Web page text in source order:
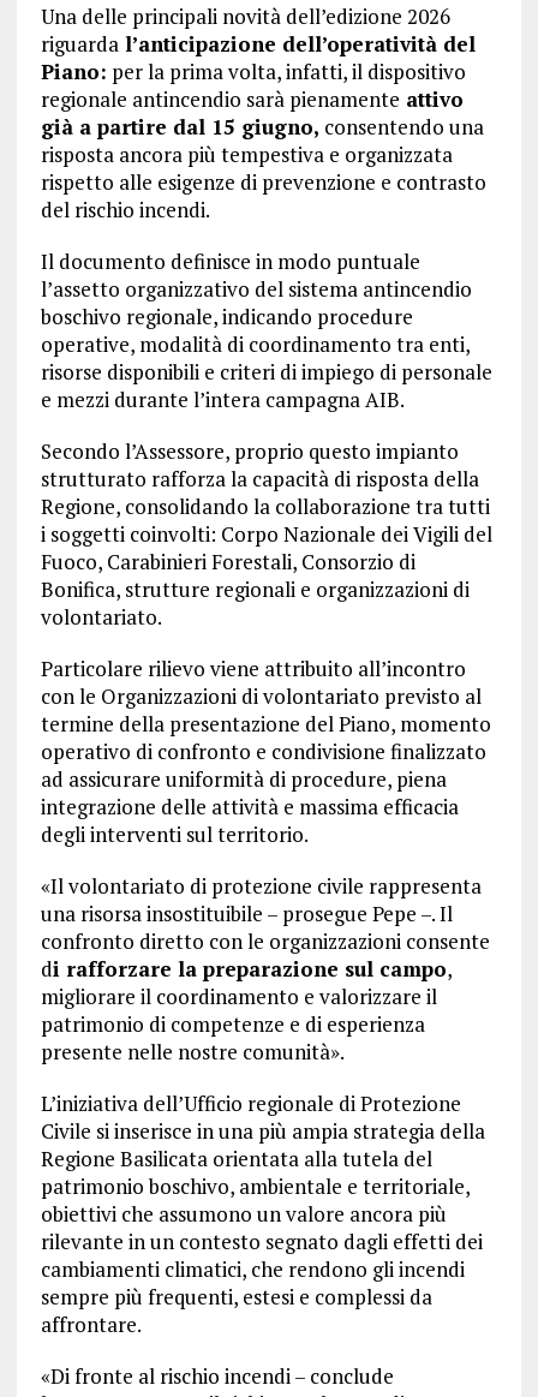
Una delle principali novità dell’edizione 2026
riguardal’anticipazione dell’operatività del
Piano: per la prima volta, infatti, il dispositivo
regionale antincendio sarà pienamente attivo
già a partire dal 15 giugno, consentendo una
risposta ancora più tempestiva e organizzata
rispetto alle esigenze di prevenzione e contrasto
del rischio incendi.
Il documento definisce in modo puntuale
l’assetto organizzativo del sistema antincendio
boschivo regionale, indicando procedure
operative, modalità di coordinamento tra enti,
risorse disponibili e criteri di impiego di personale
e mezzi durante l’intera campagna AIB.
Secondo l’Assessore, proprio questo impianto
strutturato rafforza la capacità di risposta della
Regione, consolidando la collaborazione tra tutti
i soggetti coinvolti: Corpo Nazionale dei Vigili del
Fuoco, Carabinieri Forestali, Consorzio di
Bonifica, strutture regionali e organizzazioni di
volontariato.
Particolare rilievo viene attribuito all’incontro
con le Organizzazioni di volontariato previsto al
termine della presentazione del Piano, momento
operativo di confronto e condivisione finalizzato
ad assicurare uniformità di procedure, piena
integrazione delle attività e massima efficacia
degli interventi sul territorio.
«Il volontariato di protezione civile rappresenta
una risorsa insostituibile – prosegue Pepe –. Il
confronto diretto con le organizzazioni consente
di rafforzare la preparazione sul campo,
migliorare il coordinamento e valorizzare il
patrimonio di competenze e di esperienza
presente nelle nostre comunità».
L’iniziativa dell’Ufficio regionale di Protezione
Civile si inserisce in una più ampia strategia della
Regione Basilicata orientata alla tutela del
patrimonio boschivo, ambientale e territoriale,
obiettivi che assumono un valore ancora più
rilevante in un contesto segnato dagli effetti dei
cambiamenti climatici, che rendono gli incendi
sempre più frequenti, estesi e complessi da
affrontare.
«Di fronte al rischio incendi – conclude